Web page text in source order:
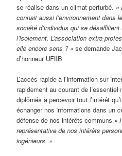
se réalise dans un climat perturbé. «
connait aussi l’environnement dans
société d’individus qui se
l’isolement. L’association extra-
elle encore sens ? » se demande
d’honneur UFIIB
L’accès rapide à l’information sur
rapidement au courant de
diplômés à percevoir tout l’intérêt
échanger nos informations dans un
défense de nos intérêts communs «
représentative de nos intérêts
ingénieurs. »